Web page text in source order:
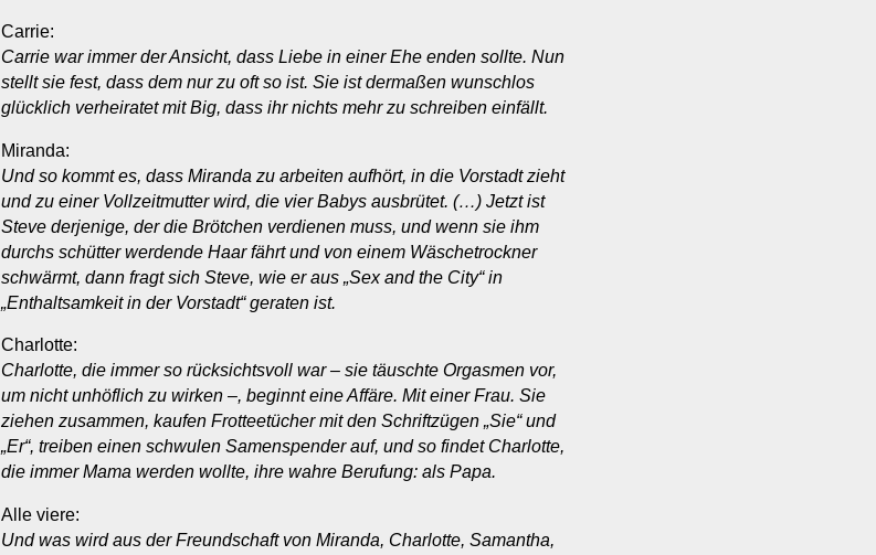
Carrie:
Carrie war immer der Ansicht, dass Liebe in einer Ehe enden sollte. Nun
stellt sie fest, dass dem nur zu oft so ist. Sie ist dermaßen wunschlos
glücklich verheiratet mit Big, dass ihr nichts mehr zu schreiben einfällt.
Miranda:
Und so kommt es, dass Miranda zu arbeiten aufhört, in die Vorstadt zieht
und zu einer Vollzeitmutter wird, die vier Babys ausbrütet. (…) Jetzt ist
Steve derjenige, der die Brötchen verdienen muss, und wenn sie ihm
durchs schütter werdende Haar fährt und von einem Wäschetrockner
schwärmt, dann fragt sich Steve, wie er aus „Sex and the City“ in
„Enthaltsamkeit in der Vorstadt“ geraten ist.
Charlotte:
Charlotte, die immer so rücksichtsvoll war – sie täuschte Orgasmen vor,
um nicht unhöflich zu wirken –, beginnt eine Affäre. Mit einer Frau. Sie
ziehen zusammen, kaufen Frotteetücher mit den Schriftzügen „Sie“ und
„Er“, treiben einen schwulen Samenspender auf, und so findet Charlotte,
die immer Mama werden wollte, ihre wahre Berufung: als Papa.
Alle viere:
Und was wird aus der Freundschaft von Miranda, Charlotte, Samantha,